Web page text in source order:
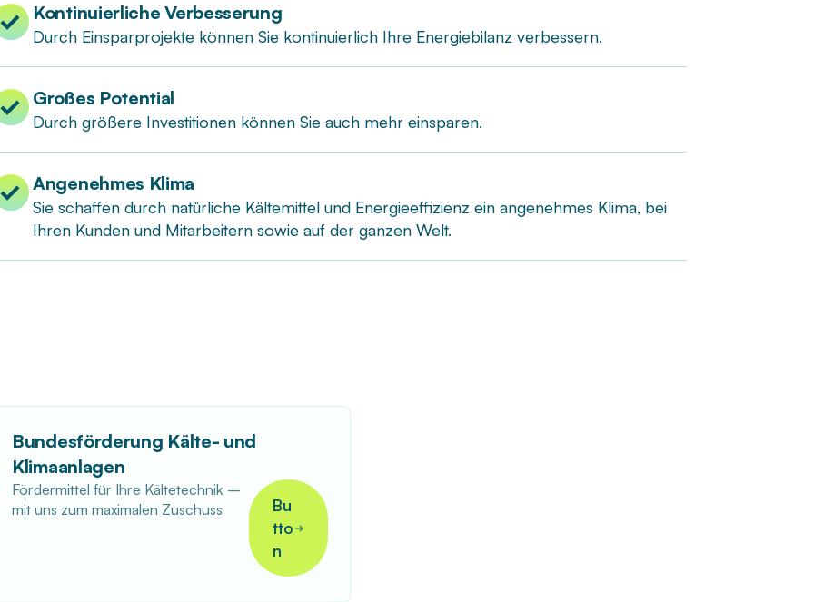
Kontinuierliche Verbesserung
Durch Einsparprojekte können Sie kontinuierlich Ihre Energiebilanz verbessern.
Großes Potential
Durch größere Investitionen können Sie auch mehr einsparen.
Angenehmes Klima
Sie schaffen durch natürliche Kältemittel und Energieeffizienz ein angenehmes Klima, bei
Ihren Kunden und Mitarbeitern sowie auf der ganzen Welt.
Bundesförderung Kälte- und
Klimaanlagen
Fördermittel für Ihre Kältetechnik –
mit uns zum maximalen Zuschuss
Bu
tto
n